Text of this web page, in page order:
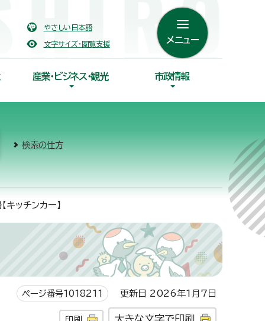
やさしい日本語
文字サイズ・閲覧支援 メニュー
産業・ビジネス・観光 市政情報
検索の仕方
ッチンカー】
ページ番号1018211 更新日 2026年1月7日
大きな文字で印刷